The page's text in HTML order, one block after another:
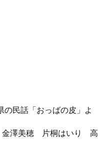
の民話「おっばの皮」よ
澤美穂 片桐はいり 高